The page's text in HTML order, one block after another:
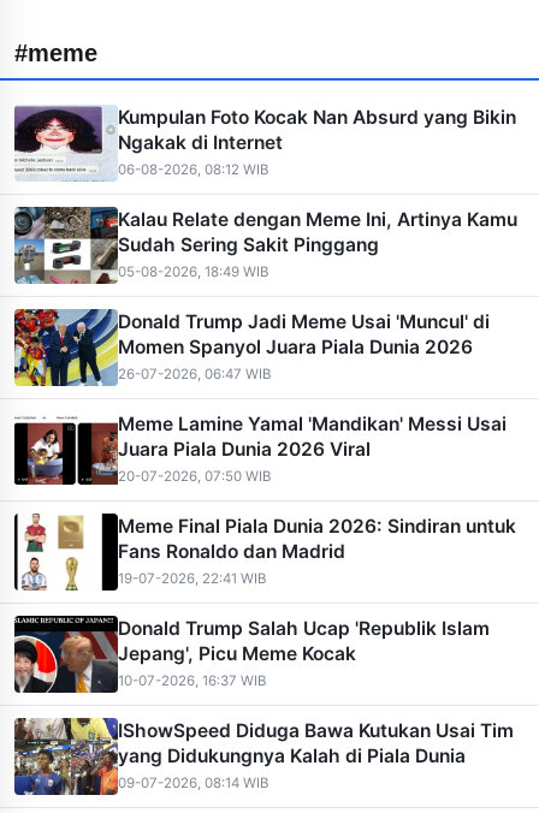
#meme
Kumpulan Foto Kocak Nan Absurd yang Bikin
Ngakak di Internet
06-08-2026, 08:12 WIB
Kalau Relate dengan Meme Ini, Artinya Kamu
Sudah Sering Sakit Pinggang
05-08-2026, 18:49 WIB
Donald Trump Jadi Meme Usai 'Muncul' di
Momen Spanyol Juara Piala Dunia 2026
26-07-2026, 06:47 WIB
Meme Lamine Yamal 'Mandikan' Messi Usai
Juara Piala Dunia 2026 Viral
20-07-2026, 07:50 WIB
Meme Final Piala Dunia 2026: Sindiran untuk
Fans Ronaldo dan Madrid
19-07-2026, 22:41 WIB
Donald Trump Salah Ucap 'Republik Islam
Jepang', Picu Meme Kocak
10-07-2026, 16:37 WIB
IShowSpeed Diduga Bawa Kutukan Usai Tim
yang Didukungnya Kalah di Piala Dunia
09-07-2026, 08:14 WIB